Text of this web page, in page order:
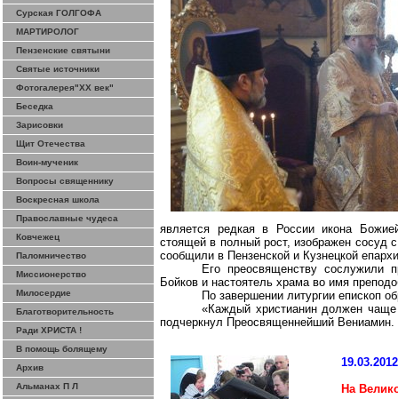
Сурская ГОЛГОФА
МАРТИРОЛОГ
Пензенские святыни
Святые источники
Фотогалерея"ХХ век"
Беседка
Зарисовки
Щит Отечества
Воин-мученик
Вопросы священнику
Воскресная школа
Православные чудеса
Ковчежец
Паломничество
Миссионерство
Милосердие
Благотворительность
Ради ХРИСТА !
В помощь болящему
Архив
Альманах П Л
является редкая в России икона
стоящей в полный рост, изображен сосуд
сообщили в Пензенской и Кузнецкой
Его преосвященству сослужили
Бойков и настоятель храма во имя
По завершении литургии епископ
«Каждый христианин должен
подчеркнул Преосвященнейший Вениамин.
19.03.2012
На